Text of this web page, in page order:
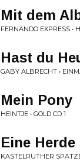
Mit dem
FERNANDO EXPRESS •
Hast du
GABY ALBRECHT •
Mein Pony
HEINTJE • GOLD CD 1
Eine
KASTELRUTHER